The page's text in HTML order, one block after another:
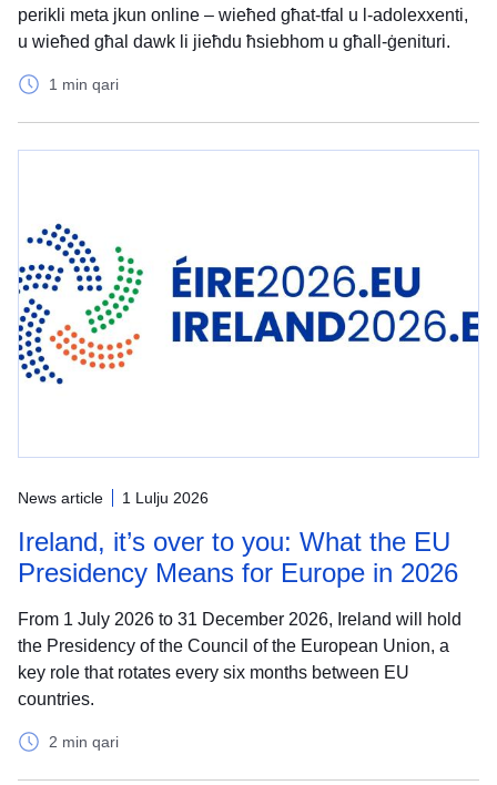
perikli meta jkun online – wieħed għat-tfal u l-adolexxenti,
u wieħed għal dawk li jieħdu ħsiebhom u għall-ġenituri.
1 min qari
News article 1 Lulju 2026
Ireland, it’s over to you: What the EU
Presidency Means for Europe in 2026
From 1 July 2026 to 31 December 2026, Ireland will hold
the Presidency of the Council of the European Union, a
key role that rotates every six months between EU
countries.
2 min qari